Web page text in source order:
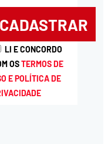
LI E CONCORDO
OSTERMOS DE
E POLÍTICA DE